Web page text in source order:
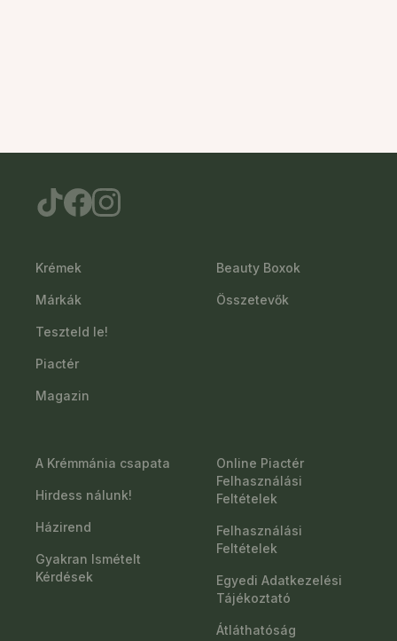
Krémek
Márkák
Teszteld le!
Piactér
Magazin
Beauty Boxok
Összetevők
A Krémmánia csapata
Hirdess nálunk!
Házirend
Gyakran Ismételt
Kérdések
Online Piactér
Felhasználási
Feltételek
Felhasználási
Feltételek
Egyedi Adatkezelési
Tájékoztató
Átláthatóság